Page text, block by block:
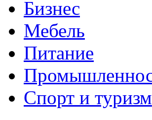
Бизнес
Мебель
Питание
Спорт и туризм